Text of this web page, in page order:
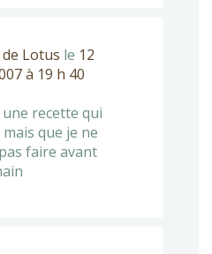
Lotus le 12
à 19 h 40
une recette qui
que je ne
faire avant